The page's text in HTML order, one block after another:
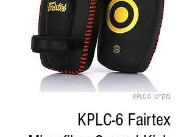
מק"ט: KPLC-6
KPLC-6 Fairtex